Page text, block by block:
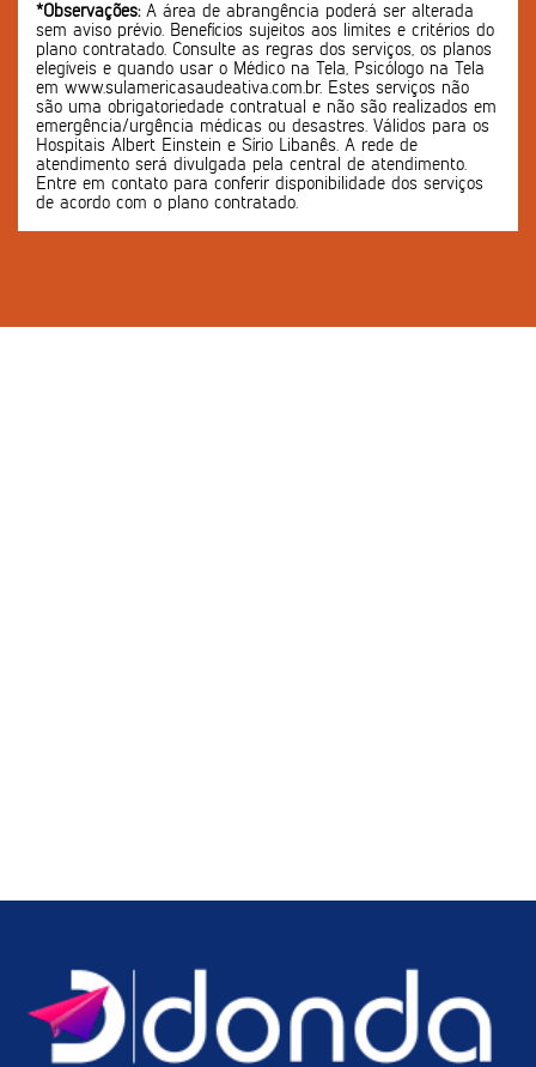
*Observações:A área de abrangência poderá ser alterada
sem aviso prévio. Benefícios sujeitos aos limites e critérios do
plano contratado. Consulte as regras dos serviços, os planos
elegíveis e quando usar o Médico na Tela, Psicólogo na Tela
em www.sulamericasaudeativa.com.br. Estes serviços não
são uma obrigatoriedade contratual e não são realizados em
emergência/urgência médicas ou desastres. Válidos para os
Hospitais Albert Einstein e Sírio Libanês. A rede de
atendimento será divulgada pela central de atendimento.
Entre em contato para conferir disponibilidade dos serviços
de acordo com o plano contratado.